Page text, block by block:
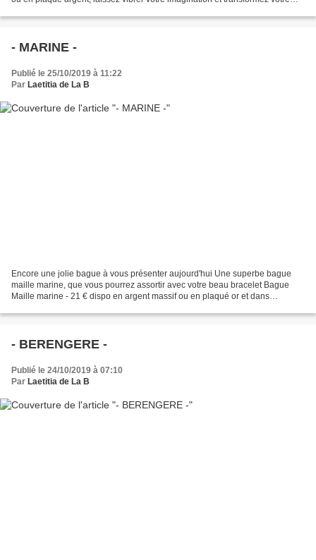
- MARINE -
Publié le 25/10/2019 à 11:22
Par Laetitia de La B
Encore une jolie bague à vous présenter aujourd'hui Une superbe bague
maille marine, que vous pourrez assortir avec votre beau bracelet Bague
Maille marine - 21 € dispo en argent massif ou en plaqué or et dans
- BERENGERE -
Publié le 24/10/2019 à 07:10
Par Laetitia de La B